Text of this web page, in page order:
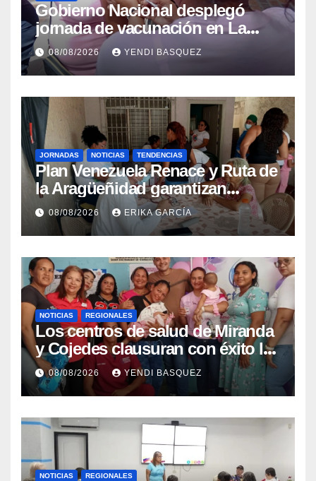
Gobierno Nacional desplegó
jornada de vacunación en La
Guaira para garantizar protección
epidemiológica
08/08/2026 YENDI BASQUEZ
JORNADAS NOTICIAS TENDENCIAS
Plan Venezuela Renace y Ruta de
la Aragüeñidad garantizan
atención médica integral en
Aragua
08/08/2026 ERIKA GARCÍA
NOTICIAS REGIONALES
Los centros de salud de Miranda
y Cojedes clausuran con éxito la
Semana Mundial de la Lactancia
Materna
08/08/2026 YENDI BASQUEZ
NOTICIAS REGIONALES